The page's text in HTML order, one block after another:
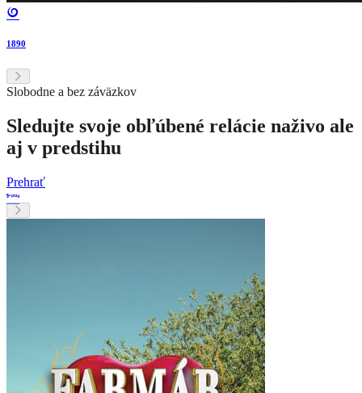
1890
Slobodne a bez záväzkov
Sledujte svoje obľúbené relácie naživo ale
aj v predstihu
Prehrať